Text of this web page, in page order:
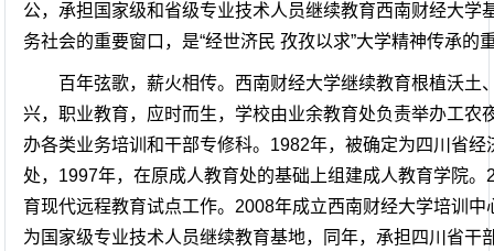
公，承担国家级和省级专业技术人员继续教育西南财经大
务社会的重要窗口，是“经世济民 孜孜以求”大学精神传承的
百年弦歌，薪火相传。西南财经大学继续教育根植沃
兴，职业教育，应时而生，学校由业余教育处负责举办工
办各类业务培训和干部专修科。1982年，被确定为四川省
处，1997年，在原成人教育处的基础上组建成人教育学院
育现代远程教育试点工作。2008年成立西南财经大学培训
为国家级专业技术人员继续教育基地，同年，承担四川省